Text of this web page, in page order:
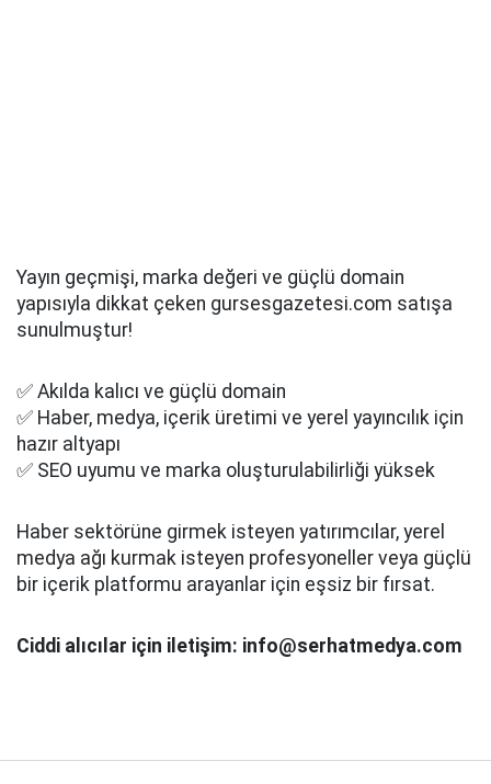
Yayın geçmişi, marka değeri ve güçlü domain
yapısıyla dikkat çeken gursesgazetesi.com satışa
sunulmuştur!
✅ Akılda kalıcı ve güçlü domain
✅ Haber, medya, içerik üretimi ve yerel yayıncılık için
hazır altyapı
✅ SEO uyumu ve marka oluşturulabilirliği yüksek
Haber sektörüne girmek isteyen yatırımcılar, yerel
medya ağı kurmak isteyen profesyoneller veya güçlü
bir içerik platformu arayanlar için eşsiz bir fırsat.
Ciddi alıcılar için iletişim: info@serhatmedya.com